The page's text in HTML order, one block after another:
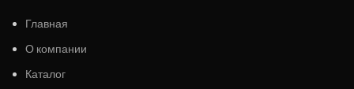
Главная
О компании
Каталог